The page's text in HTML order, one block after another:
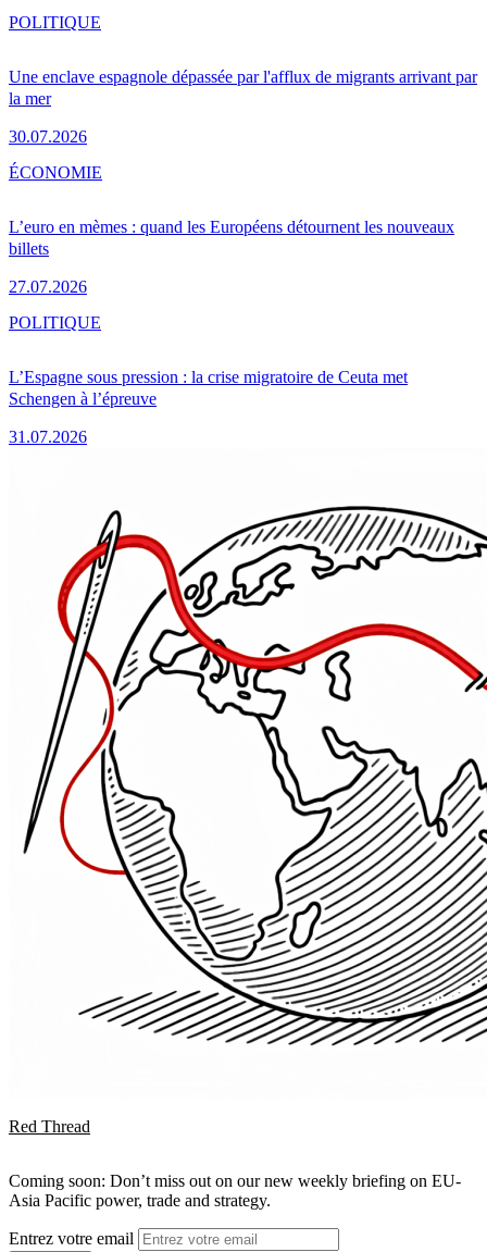
Une enclave espagnole dépassée par l'afflux de migrants arrivant par
la mer
30.07.2026
POLITIQUE
L’euro en mèmes : quand les Européens détournent les nouveaux
billets
27.07.2026
ÉCONOMIE
L’Espagne sous pression : la crise migratoire de Ceuta met
Schengen à l’épreuve
31.07.2026
POLITIQUE
Red Thread
Coming soon: Don’t miss out on our new weekly briefing on EU-
Asia Pacific power, trade and strategy.
Entrez votre email